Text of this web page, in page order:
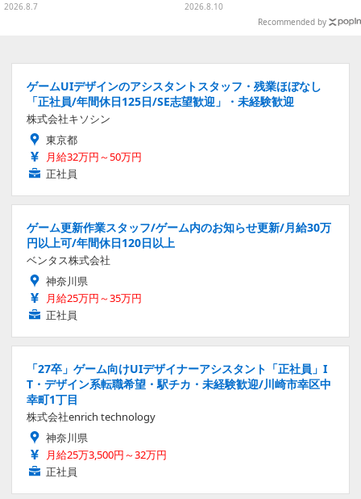
が流れる特別仕様も当たる
2026.8.7
宙走娘<コスモピュエラ>など全30
2026.8.10
Recommended by
ゲームUIデザインのアシスタントスタッフ・残業ほぼなし
「正社員/年間休日125日/SE志望歓迎」・未経験歓迎
株式会社キソシン
東京都
月給32万円～50万円
正社員
ゲーム更新作業スタッフ/ゲーム内のお知らせ更新/月給30万
円以上可/年間休日120日以上
ベンタス株式会社
神奈川県
月給25万円～35万円
正社員
「27卒」ゲーム向けUIデザイナーアシスタント「正社員」I
T・デザイン系転職希望・駅チカ・未経験歓迎/川崎市幸区中
幸町1丁目
株式会社enrich technology
神奈川県
月給25万3,500円～32万円
正社員